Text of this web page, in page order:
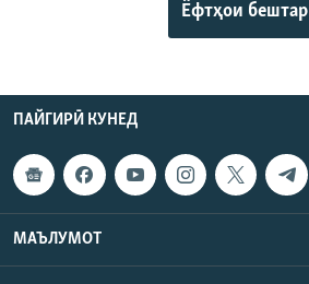
Ёфтҳои бештар
ПАЙГИРӢ КУНЕД
МАЪЛУМОТ